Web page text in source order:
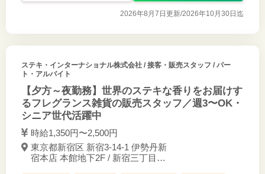
2026年8月7日更新/2026年10月30日迄
ステキ・インターナショナル株式会社/ 接客・販売スタッフ / パー
ト・アルバイト
【夕方～夜勤務】世界のステキな香りをお届けす
るフレグランス雑貨の販売スタッフ／週3〜OK・
シニア世代活躍中
時給1,350円〜2,500円
東京都新宿区 新宿3-14-1 伊勢丹新
宿本店 本館地下2F / 新宿三丁目駅